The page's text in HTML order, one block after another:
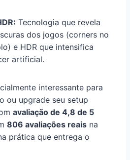
Tecnologia que revela
dos jogos (corners no
e HDR que intensifica
artificial.
interessante para
ou upgrade seu setup
avaliação de 4,8 de 5
806 avaliações reais na
prática que entrega o